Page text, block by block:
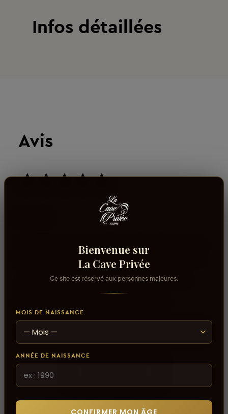
Infos détaillées
Avis
Connectez-vous pour donner votre opinion sur ce
produit ou tout autre produit dans lacaveprive.com
Les avis que vous soumettez doivent respecter
notre politique de modération.
Bienvenue sur
La Cave Privée
Ce site est réservé aux personnes majeures.
MOIS DE NAISSANCE
ANNÉE DE NAISSANCE
CONFIRMER MON ÂGE